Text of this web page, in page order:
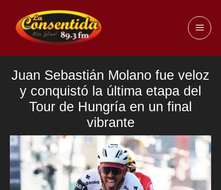
contenido
Juan Sebastián Molano fue veloz
y conquistó la última etapa del
Tour de Hungría en un final
vibrante